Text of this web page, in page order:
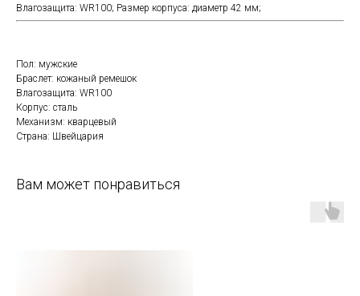
Влагозащита: WR100; Размер корпуса: диаметр 42 мм;
Пол: мужские
Браслет: кожаный ремешок
Влагозащита: WR100
Корпус: сталь
Механизм: кварцевый
Страна: Швейцария
Вам может понравиться